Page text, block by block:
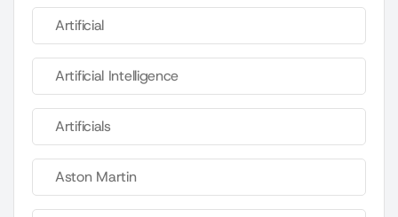
Artificial
Artificial Intelligence
Artificials
Aston Martin